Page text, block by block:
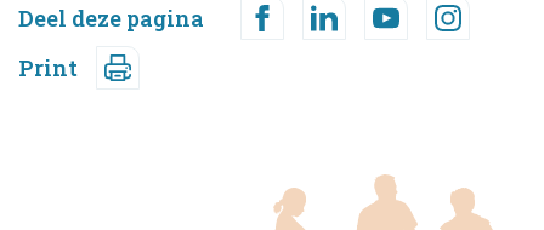
Deel deze pagina
Print